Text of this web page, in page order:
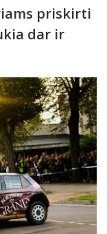
priskirti
dar ir